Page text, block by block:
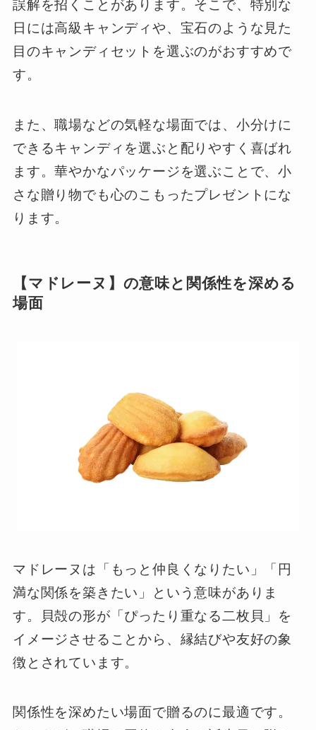
誤解を招くことがあります。そこで、特別な
日には高級キャンディや、宝石のような見た
目のキャンディセットを選ぶのがおすすめで
す。
また、職場などの気軽な場面では、小分けに
できるキャンディを選ぶと配りやすく喜ばれ
ます。華やかなパッケージを選ぶことで、小
さな贈り物でも心のこもったプレゼントにな
ります。
【マドレーヌ】の意味と関係性を深める
場面
マドレーヌは「もっと仲良くなりたい」「円
満な関係を築きたい」という意味がありま
す。貝殻の形が「ぴったり重なる二枚貝」を
イメージさせることから、縁結びや友好の象
徴とされています。
関係性を深めたい場面で贈るのに最適です。